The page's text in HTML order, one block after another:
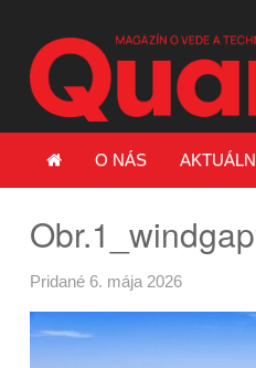
O NÁS
Pridané 6. mája 2026